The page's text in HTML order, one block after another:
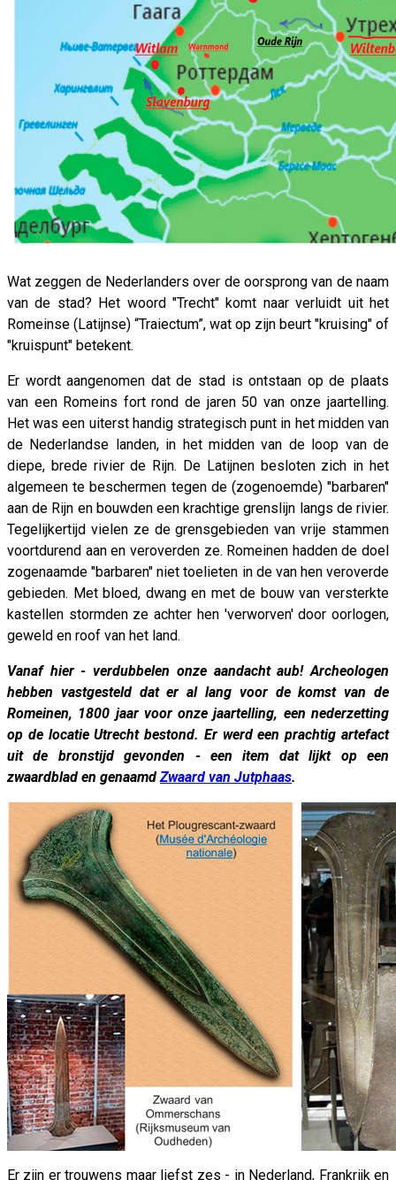
Wat zeggen de Nederlanders over de oorsprong van de naam
van de stad? Het woord "Trecht" komt naar verluidt uit het
Romeinse (Latijnse) “Traiectum”, wat op zijn beurt "kruising" of
"kruispunt" betekent.
Er wordt aangenomen dat de stad is ontstaan ​​op de plaats
van een Romeins fort rond de jaren 50 van onze jaartelling.
Het was een uiterst handig strategisch punt in het midden van
de Nederlandse landen, in het midden van de loop van de
diepe, brede rivier de Rijn. De Latijnen besloten zich in het
algemeen te beschermen tegen de (zogenoemde) "barbaren"
aan de Rijn en bouwden een krachtige grenslijn langs de rivier.
Tegelijkertijd vielen ze de grensgebieden van vrije stammen
voortdurend aan en veroverden ze. Romeinen hadden de doel
zogenaamde "barbaren" niet toelieten in de van hen veroverde
gebieden. Met bloed, dwang en met de bouw van versterkte
kastellen stormden ze achter hen 'verworven' door oorlogen,
geweld en roof van het land.
Vanaf hier - verdubbelen onze aandacht aub! Archeologen
hebben vastgesteld dat er al lang voor de komst van de
Romeinen, 1800 jaar voor onze jaartelling, een nederzetting
op de locatie Utrecht bestond. Er werd een prachtig artefact
uit de bronstijd gevonden - een item dat lijkt op een
zwaardblad en genaamdZwaard van Jutphaas.
Er zijn er trouwens maar liefst zes - in Nederland, Frankrijk en